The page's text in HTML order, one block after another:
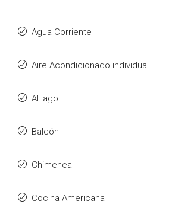
Agua Corriente
Aire Acondicionado individual
Al lago
Balcón
Chimenea
Cocina Americana